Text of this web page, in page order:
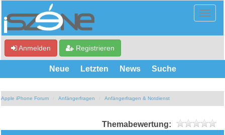
Anmelden Registrieren
Neue Letzten News Suche
Apple iPhone Forum Anfängerfragen Anfängerfragen & Notdienst
Themabewertung: